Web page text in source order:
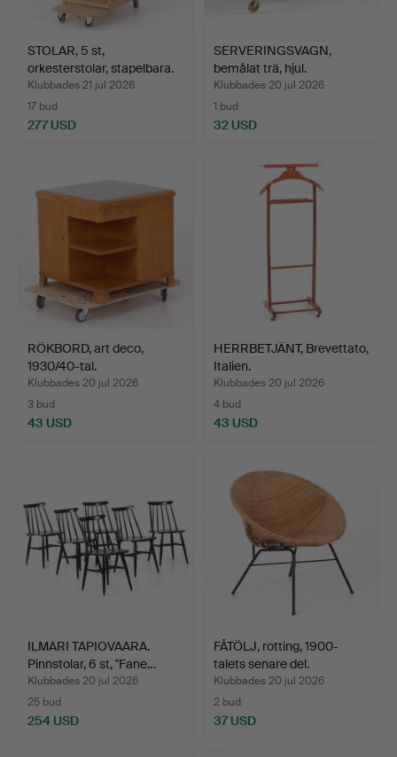
STOLAR, 5 st,
orkesterstolar, stapelbara.
Klubbades 21 jul 2026
17 bud
277 USD
SERVERINGSVAGN,
bemålat trä, hjul.
Klubbades 20 jul 2026
1 bud
32 USD
RÖKBORD, art deco,
1930/40-tal.
Klubbades 20 jul 2026
3 bud
43 USD
HERRBETJÄNT, Brevettato,
Italien.
Klubbades 20 jul 2026
4 bud
43 USD
ILMARI TAPIOVAARA.
Pinnstolar, 6 st, "Fane…
Klubbades 20 jul 2026
25 bud
254 USD
FÅTÖLJ, rotting, 1900-
talets senare del.
Klubbades 20 jul 2026
2 bud
37 USD